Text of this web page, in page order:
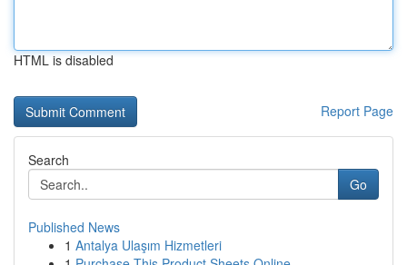
HTML is disabled
Report Page
Search
Go
Published News
1 Antalya Ulaşım Hizmetleri